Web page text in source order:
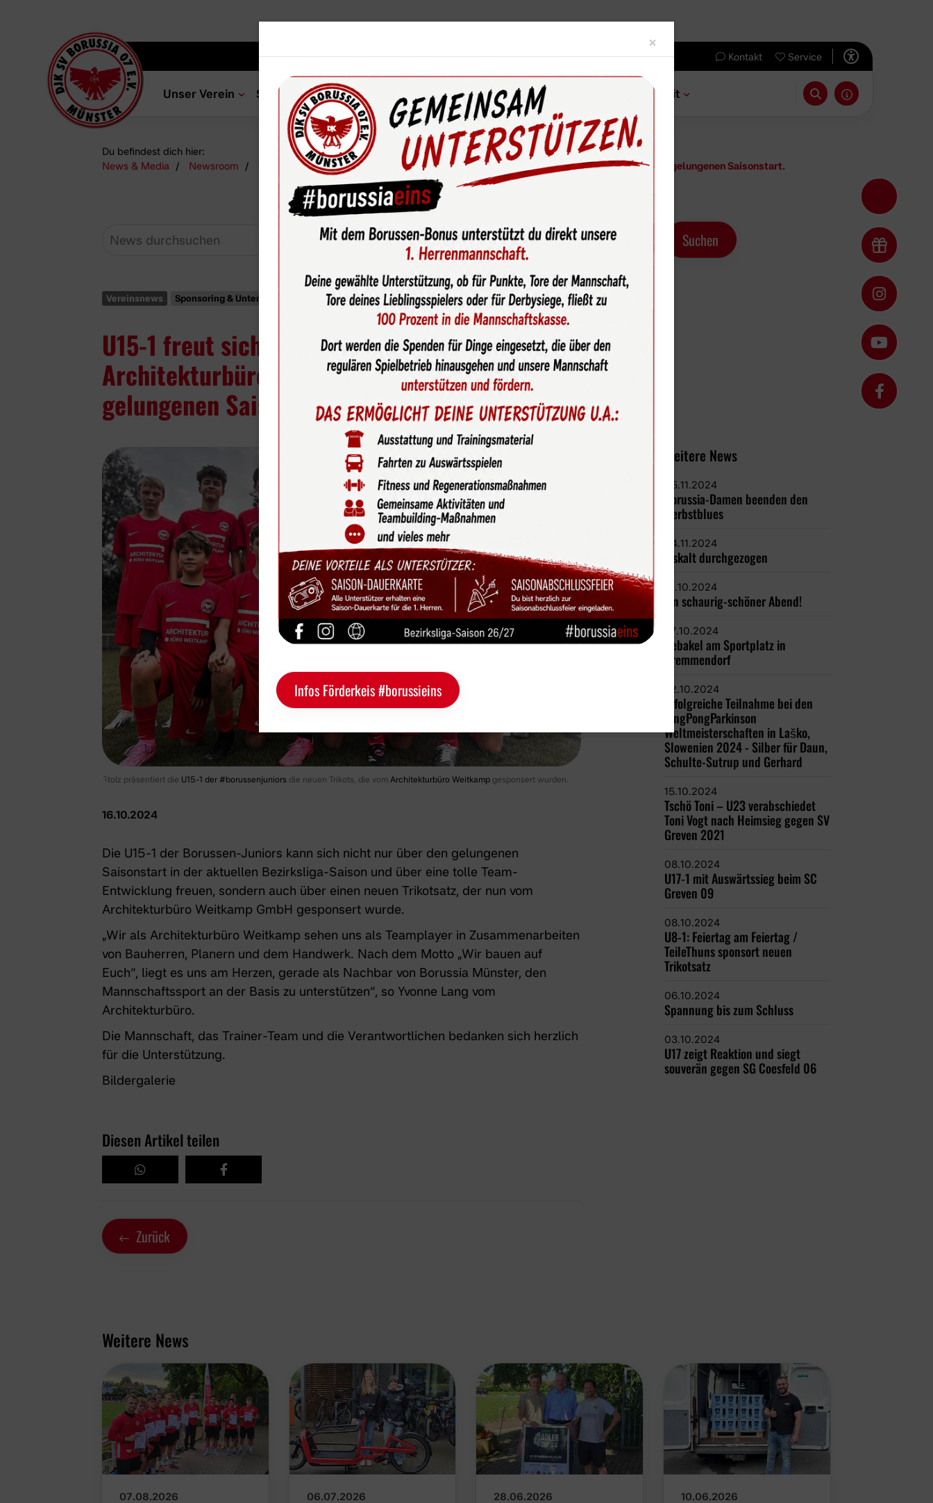
Kontakt Service
Unser Verein Sportangebot News & Media Service Sponsoren Fun & Freizeit
Du befindest dich hier:
News & Media
Newsroom U15-1 freut sich über das Trikotsponsoring vom Architekturbüro Weitkamp und über den gelungenen Saisonstart.
Vereinsnews Sponsoring & Unterstützung U15-1
U15-1 freut sich über das Trikotsponsoring vom
Architekturbüro Weitkamp und über den
gelungenen Saisonstart.
Stolz präsentiert die U15-1 der #borussenjuniors die neuen Trikots, die vom Architekturbüro Weitkamp gesponsert wurden.
16.10.2024
Die U15-1 der Borussen-Juniors kann sich nicht nur über den gelungenen
Saisonstart in der aktuellen Bezirksliga-Saison und über eine tolle Team-
Entwicklung freuen, sondern auch über einen neuen Trikotsatz, der nun vom
Architekturbüro Weitkamp GmbH gesponsert wurde.
„Wir als Architekturbüro Weitkamp sehen uns als Teamplayer in Zusammenarbeiten
von Bauherren, Planern und dem Handwerk. Nach dem Motto „Wir bauen auf
Euch“, liegt es uns am Herzen, gerade als Nachbar von Borussia Münster, den
Mannschaftssport an der Basis zu unterstützen“, so Yvonne Lang vom
Architekturbüro.
Die Mannschaft, das Trainer-Team und die Verantwortlichen bedanken sich herzlich
für die Unterstützung.
Bildergalerie
Diesen Artikel teilen
Zurück
Weitere News
05.11.2024
Borussia-Damen beenden den
Herbstblues
04.11.2024
Eiskalt durchgezogen
31.10.2024
Ein schaurig-schöner Abend!
27.10.2024
Debakel am Sportplatz in
Gremmendorf
22.10.2024
Erfolgreiche Teilnahme bei den
PingPongParkinson
Weltmeisterschaften in Laško,
Slowenien 2024 - Silber für Daun,
Schulte-Sutrup und Gerhard
15.10.2024
Tschö Toni – U23 verabschiedet
Toni Vogt nach Heimsieg gegen SV
Greven 2021
08.10.2024
U17-1 mit Auswärtssieg beim SC
Greven 09
08.10.2024
U8-1: Feiertag am Feiertag /
TeileThuns sponsort neuen
Trikotsatz
06.10.2024
Spannung bis zum Schluss
03.10.2024
U17 zeigt Reaktion und siegt
souverän gegen SG Coesfeld 06
Weitere News
07.08.2026 06.07.2026 28.06.2026 10.06.2026
× Close
Infos Förderkeis #borussieins